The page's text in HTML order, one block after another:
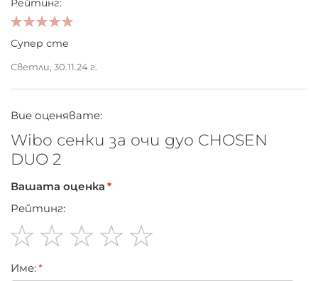
Рейтинг:
Супер сте
Светли, 30.11.24 г.
Вие оценявате:
Wibo сенки за очи дуо CHOSEN
DUO 2
Вашата оценка
Рейтинг:
star
stars
stars
stars
stars
Име: